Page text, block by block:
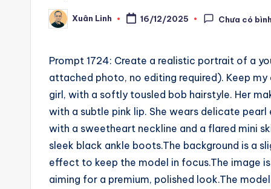
A
A
Posted
by
Xuân Linh 16/12/2025 Chưa có
Prompt 1724: Create a realistic portrait of a
attached photo, no editing required). Keep
girl, with a softly tousled bob hairstyle. Her
with a subtle pink lip. She wears delicate
with a sweetheart neckline and a flared mini
sleek black ankle boots.The background is a
effect to keep the model in focus.The image
aiming for a premium, polished look.The